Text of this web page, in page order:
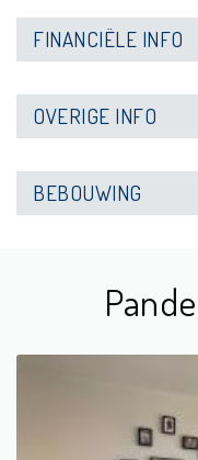
FINANCIËLE INFO
OVERIGE INFO
BEBOUWING